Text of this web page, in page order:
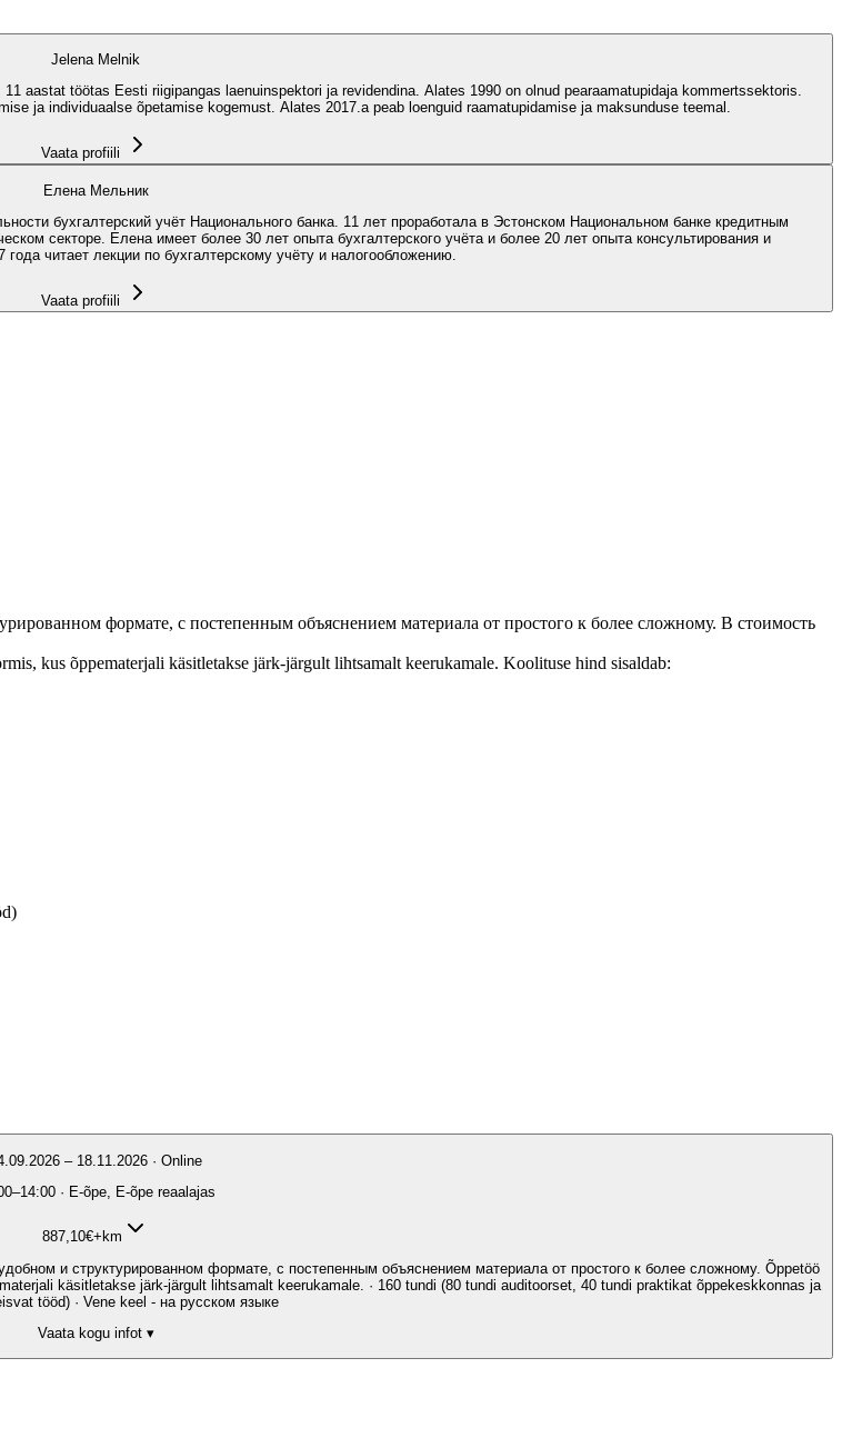
Jelena Melnik
aastat töötas Eesti riigipangas laenuinspektori ja revidendina. Alates 1990 on olnud pearaamatupidaja kommertssektoris.
ja individuaalse õpetamise kogemust. Alates 2017.a peab loenguid raamatupidamise ja maksunduse teemal.
Vaata profiili
Елена Мельник
бухгалтерский учёт Национального банка. 11 лет проработала в Эстонском Национальном банке кредитным
секторе. Елена имеет более 30 лет опыта бухгалтерского учёта и более 20 лет опыта консультирования и
читает лекции по бухгалтерскому учёту и налогообложению.
Vaata profiili
формате, с постепенным объяснением материала от простого к более сложному. В стоимость
kus õppematerjali käsitletakse järk-järgult lihtsamalt keerukamale. Koolituse hind sisaldab:
– 18.11.2026 · Online
· E-õpe, E-õpe reaalajas
887,10€+km
и структурированном формате, с постепенным объяснением материала от простого к более сложному. Õppetöö
käsitletakse järk-järgult lihtsamalt keerukamale. · 160 tundi (80 tundi auditoorset, 40 tundi praktikat õppekeskkonnas ja
tööd) · Vene keel - на русском языке
Vaata kogu infot ▾